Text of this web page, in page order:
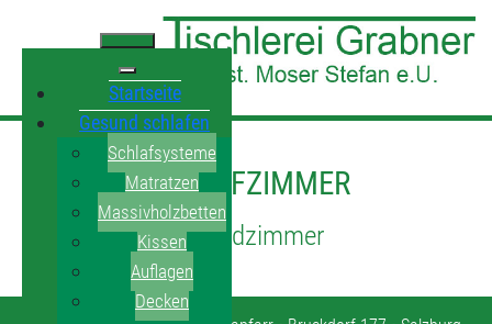
Startseite
Gesund schlafen
Schlafsysteme
Matratzen
Massivholzbetten
Kissen
Auflagen
Decken
SCHLAFZIMMER
Jugendzimmer